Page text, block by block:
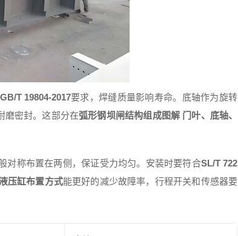
GB/T 19804-2017要求，焊缝质量影响寿命。底轴作为旋转
磨密封。这部分在弧形钢坝闸结构组成图解 门叶、底轴、
对称布置在两侧，保证受力均匀。安装时要符合SL/T 722
压缸布置方式能更好的减少故障率，行程开关和传感器要